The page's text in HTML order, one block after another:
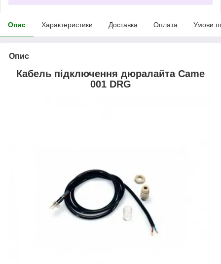
Опис Характеристики Доставка Оплата Умови
Опис
Кабель підключення дюралайта Came
001 DRG